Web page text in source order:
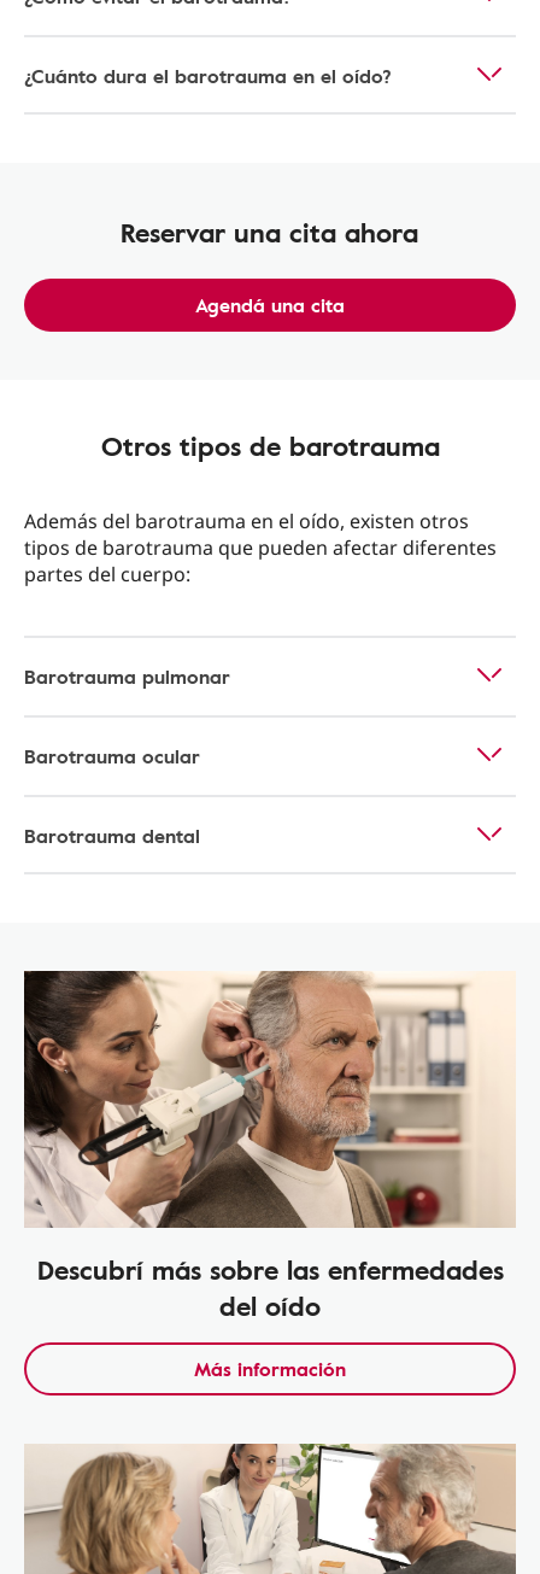
¿Cuánto dura el barotrauma en el oído?
Reservar una cita ahora
Agendá una cita
Otros tipos de barotrauma
Además del barotrauma en el oído, existen otros
tipos de barotrauma que pueden afectar diferentes
partes del cuerpo:
Barotrauma pulmonar
Barotrauma ocular
Barotrauma dental
Descubrí más sobre las enfermedades
del oído
Más información